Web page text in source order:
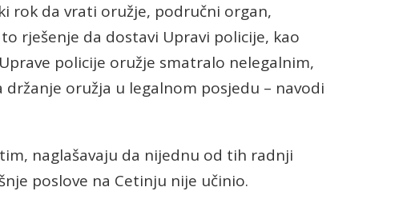
rok da vrati oružje, područni organ,
rješenje da dostavi Upravi policije, kao
policije oružje smatralo nelegalnim,
oružja u legalnom posjedu – navodi
naglašavaju da nijednu od tih radnji
poslove na Cetinju nije učinio.